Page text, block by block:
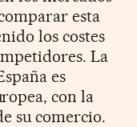
esta
los costes
La
es
con la
su comercio.